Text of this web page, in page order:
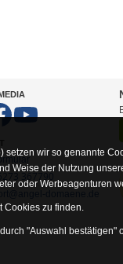
wir so genannte
Weise der Nutzung
oder Werbeagenturen
Cookies zu finden.
"Auswahl